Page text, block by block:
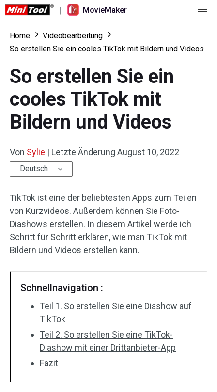
| MovieMaker
Startseite
Preise
Funktionen
Was ist neu
Übersicht
Seitenverhältnis
Trimmen/Teilen/Zuschneiden
Audioeffekte
Videoeffekte
Videofarbe
Stapelverarbeitung
Ressourcen
Benutzerhandbuch
Video-Tools
Video-Konverter
Home
Videobearbeitung
So erstellen Sie ein cooles TikTok mit Bildern und Videos
So erstellen Sie ein
cooles TikTok mit
Bildern und Videos
Von Sylie | Letzte Änderung August 10, 2022
Deutsch
TikTok ist eine der beliebtesten Apps zum Teilen
von Kurzvideos. Außerdem können Sie Foto-
Diashows erstellen. In diesem Artikel werde ich
Schritt für Schritt erklären, wie man TikTok mit
Bildern und Videos erstellen kann.
Schnellnavigation :
Teil 1. So erstellen Sie eine Diashow auf
TikTok
Teil 2. So erstellen Sie eine TikTok-
Diashow mit einer Drittanbieter-App
Fazit